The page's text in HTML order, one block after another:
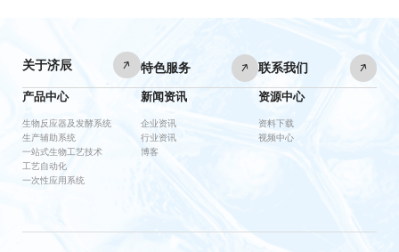
关于济辰 特色服务
联系我们
产品中心
生物反应器及发酵系统
生产辅助系统
一站式生物工艺技术
工艺自动化
一次性应用系统
新闻资讯
企业资讯
行业资讯
博客
资源中心
资料下载
视频中心